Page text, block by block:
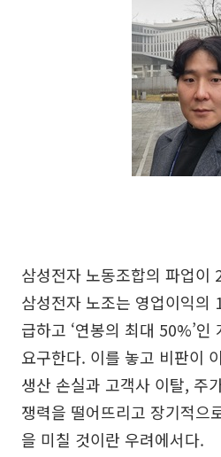
삼성전자 노동조합의 파업이
삼성전자 노조는 영업이익의
급하고 ‘연봉의 최대 50%’
요구한다. 이를 놓고 비판이
생산 손실과 고객사 이탈, 주
쟁력을 떨어뜨리고 장기적으
을 미칠 것이란 우려에서다.